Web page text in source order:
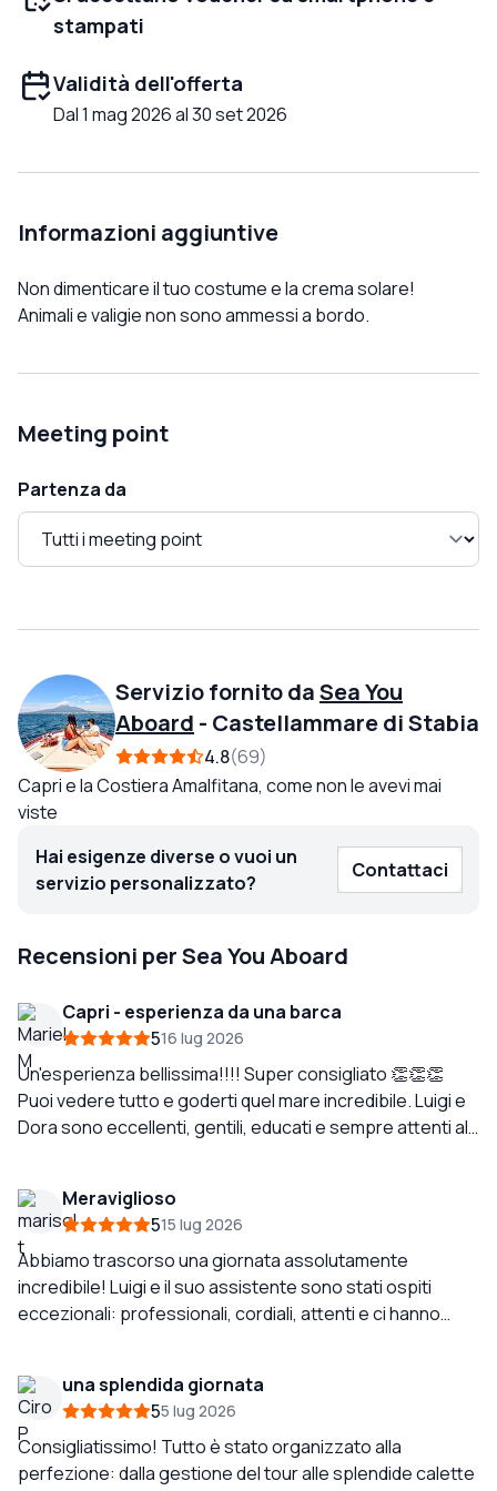
stampati
Validità dell'offerta
Dal 1 mag 2026 al 30 set 2026
Informazioni aggiuntive
Non dimenticare il tuo costume e la crema solare!
Animali e valigie non sono ammessi a bordo.
Meeting point
Partenza da
Servizio fornito daSea You
Aboard - Castellammare di Stabia
4.8 69
Capri e la Costiera Amalfitana, come non le avevi mai
viste
Hai esigenze diverse o vuoi un
servizio personalizzato?
Contattaci
Recensioni per Sea You Aboard
Capri - esperienza da una barca
516 lug 2026
Un'esperienza bellissima!!!! Super consigliato 👏👏👏
Puoi vedere tutto e goderti quel mare incredibile. Luigi e
Dora sono eccellenti, gentili, educati e sempre attenti al
Meraviglioso
515 lug 2026
Abbiamo trascorso una giornata assolutamente
incredibile! Luigi e il suo assistente sono stati ospiti
eccezionali: professionali, cordiali, attenti e ci hanno
Abbiamo trascorso una giornata perfetta e rilassante
nuotando, facendo snorkeling, esplorando bellissime
calette e ammirando il panorama mozzafiato. Luigi
conosceva tutti i posti migliori e si è assicurato che
una splendida giornata
55 lug 2026
Consigliatissimo! Tutto è stato organizzato alla
perfezione: dalla gestione del tour alle splendide calette